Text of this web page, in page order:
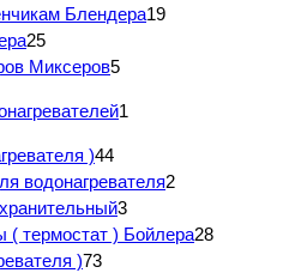
Блендера19
25
Миксеров5
1
)44
водонагревателя2
3
( термостат ) Бойлера28
)73